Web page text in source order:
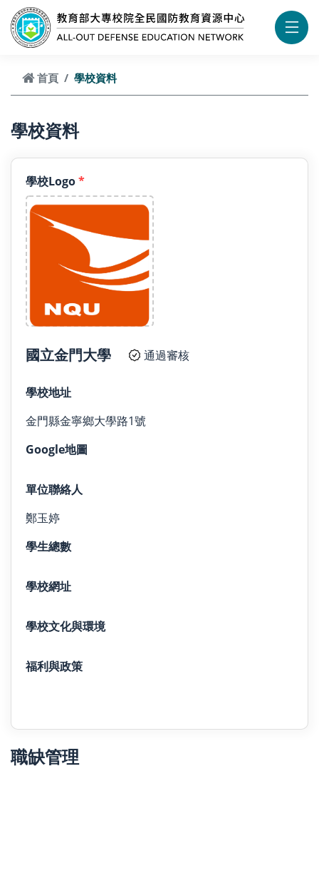
跳到頁面主要內容區
首頁 學校資料
學校資料
學校Logo*
國立金門大學 通過審核
學校地址
金門縣金寧鄉大學路1號
Google地圖
單位聯絡人
鄭玉婷
學生總數
學校網址
學校文化與環境
福利與政策
職缺管理